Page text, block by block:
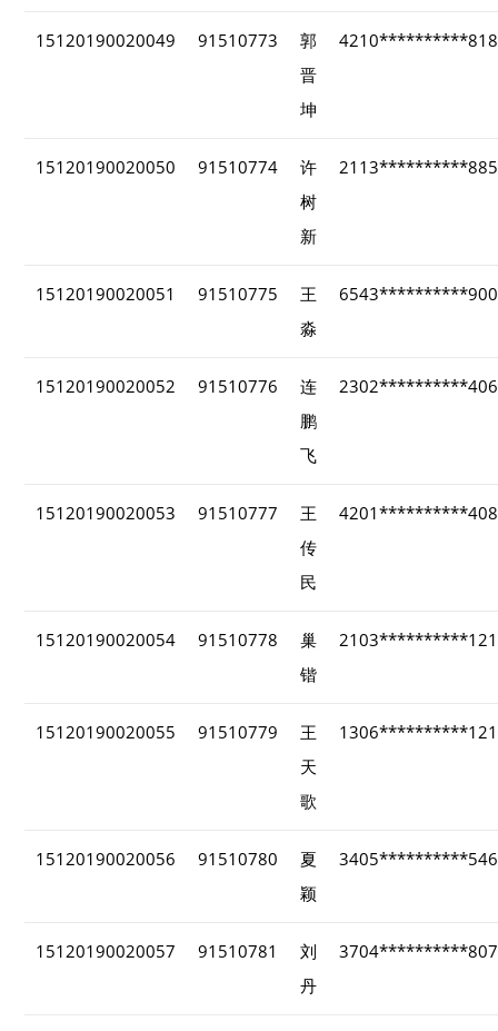
15120190020049 91510773
郭
晋
坤
15120190020050 91510774
许
树
新
15120190020051 91510775
王
淼
15120190020052 91510776
连
鹏
飞
15120190020053 91510777
王
传
民
15120190020054 91510778
巢
锴
15120190020055 91510779
王
天
歌
15120190020056 91510780
夏
颖
15120190020057 91510781
刘
丹